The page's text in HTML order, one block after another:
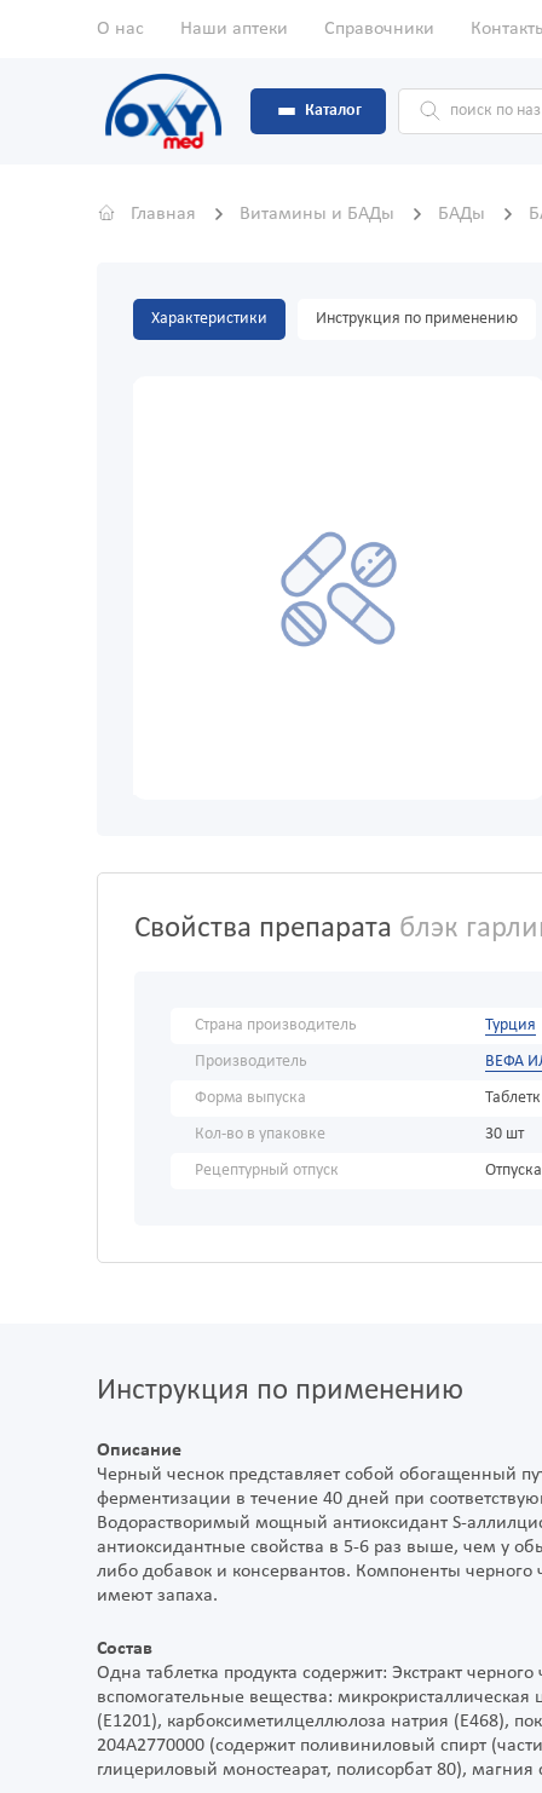
О нас Наши аптеки Справочники
Каталог
Главная Витамины и БАДы БАДы
Характеристики Инструкция по применению
Свойства препарата блэк
Страна производитель
Турция
Производитель
ВЕФА
Форма выпуска
Кол-во в упаковке
30 шт
Рецептурный отпуск
Инструкция по применению
Описание
Черный чеснок представляет собой обогащенный
ферментизации в течение 40 дней при
Водорастворимый мощный антиоксидант S-
антиоксидантные свойства в 5-6 раз выше, чем у
либо добавок и консервантов. Компоненты
имеют запаха.
Состав
Одна таблетка продукта содержит: Экстракт
вспомогательные вещества:
(Е1201), карбоксиметилцеллюлоза натрия (Е468),
204А2770000 (содержит поливиниловый спирт
глицериловый моностеарат, полисорбат 80), магния